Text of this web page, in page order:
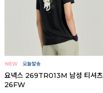
요넥스 269TR013M 남성 티셔츠
26FW